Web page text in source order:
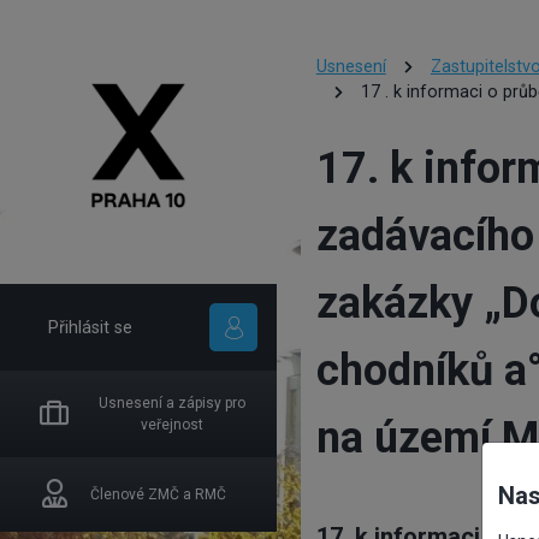
Přihlásit se
Usnesení a zápisy pro
veřejnost
Členové ZMČ a RMČ
Usnesení
17 . k informaci o
17. k
zakázky
chodníků
na území